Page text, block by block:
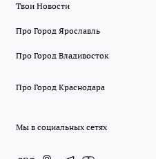
Твои Новости
Про Город Ярославль
Про Город Владивосток
Про Город Краснодара
Мы в социальных сетях